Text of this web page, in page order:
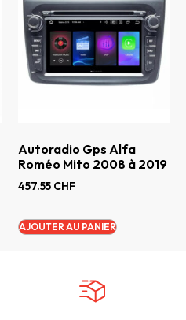
Autoradio Gps Alfa
Roméo Mito 2008 à 2019
457.55 CHF
AJOUTER AU PANIER